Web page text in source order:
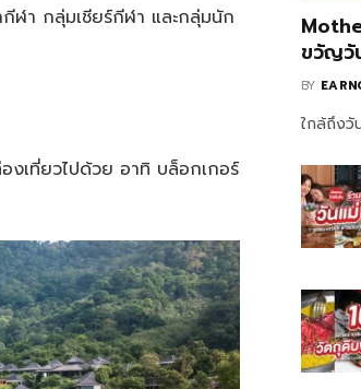
ฬา กลุ่มเชียร์กีฬา และกลุ่มนัก
งเที่ยวไปด้วย อาทิ บล็อกเกอร์
ขวัญวั
BY
ใกล้ถึงวั